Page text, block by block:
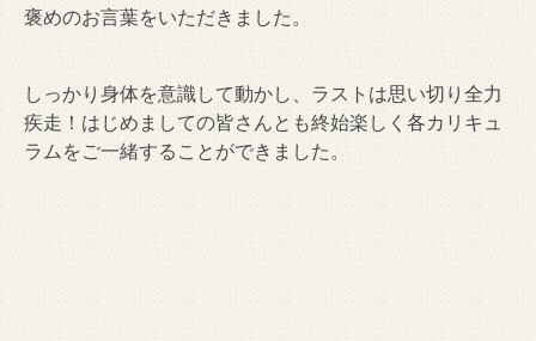
褒めのお言葉をいただきました。
しっかり身体を意識して動かし、ラストは思い切り全力
疾走！はじめましての皆さんとも終始楽しく各カリキュ
ラムをご一緒することができました。